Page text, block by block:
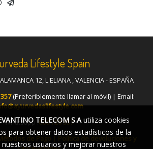
Lifestyle Spain
12, L'ELIANA , VALENCIA - ESPAÑA
(Preferiblemente llamar al móvil) | Email:
Whatsapp : 600 720 357
Métodos de Pago
TELECOM S.Autiliza cookies
para obtener datos estadísticos de la
nuestros usuarios y mejorar nuestros